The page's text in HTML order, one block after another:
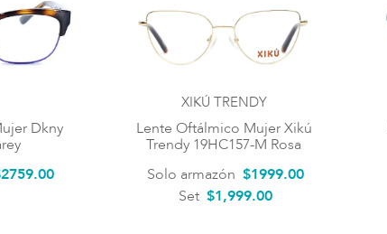
Dkny
2759.00
XIKÚ TRENDY
Lente Oftálmico Mujer Xikú
Trendy 19HC157-M Rosa
Solo armazón $1999.00
Set $1,999.00